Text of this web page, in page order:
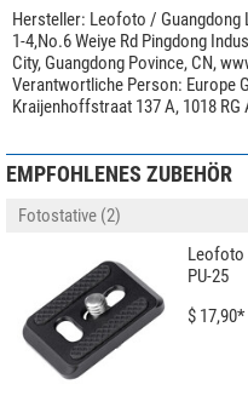
Hersteller: Leofoto / Guangdong
1-4,No.6 Weiye Rd Pingdong
City, Guangdong Povince, CN,
Verantwortliche Person: Europe
Kraijenhoffstraat 137 A, 1018 RG
EMPFOHLENES ZUBEHÖR
Fotostative (2)
Leofoto
PU-25
$ 17,90*